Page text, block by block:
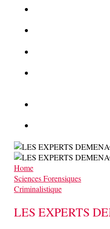
Home
Sciences Forensiques
Criminalistique
LES EXPERTS